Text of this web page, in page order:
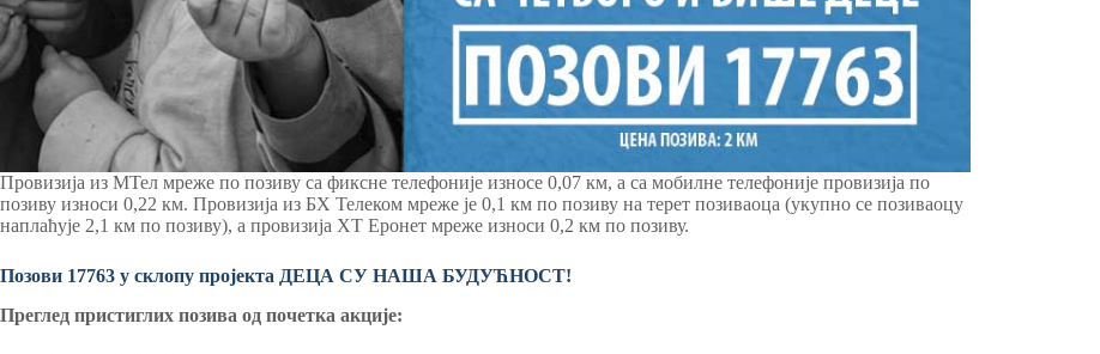
Провизија из МТел мреже по позиву са фиксне телефоније износе 0,07 км, а са мобилне телефоније провизија по
позиву износи 0,22 км. Провизија из БХ Телеком мреже је 0,1 км по позиву на терет позиваоца (укупно се позиваоцу
наплаћује 2,1 км по позиву), а провизија ХТ Еронет мреже износи 0,2 км по позиву.
Позови 17763 у склопу пројекта ДЕЦА СУ НАША БУДУЋНОСТ!
Преглед пристиглих позива од почетка акције: